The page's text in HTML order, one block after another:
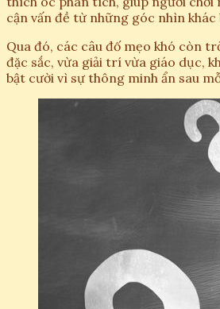
cận vấn đề từ những góc nhìn khác
Qua đó, các câu đố mẹo khó còn
đặc sắc, vừa giải trí vừa giáo dục,
bật cười vì sự thông minh ẩn sau